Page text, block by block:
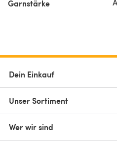
Garnstärke
Dein Einkauf
Unser Sortiment
Wer wir sind